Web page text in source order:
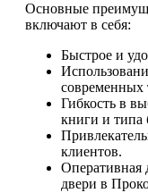
Основные
включают в себя:
Быстрое и
современных
Гибкость в
книги и типа
клиентов.
Оперативная
двери в